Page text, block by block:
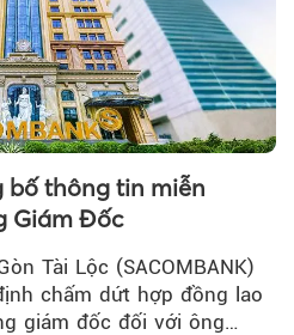
bố thông tin miễn
Giám Đốc
Tài Lộc (SACOMBANK)
chấm dứt hợp đồng lao
giám đốc đối với ông